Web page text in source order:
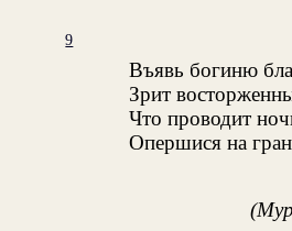
9
Въявь богиню
Зрит
Что проводит
Опершися на